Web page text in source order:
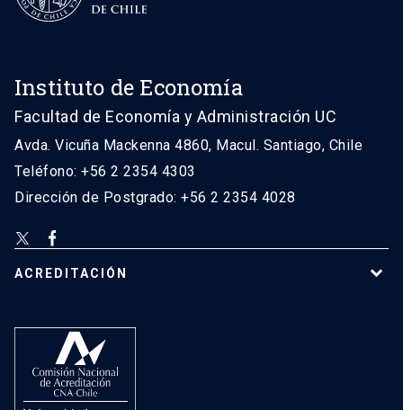
Instituto de Economía
Facultad de Economía y Administración UC
Avda. Vicuña Mackenna 4860, Macul. Santiago, Chile
Teléfono: +56 2 2354 4303
Dirección de Postgrado: +56 2 2354 4028
ACREDITACIÓN